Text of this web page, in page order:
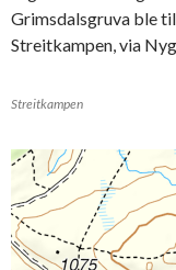
Grimsdalsgruva ble
Streitkampen, via
Streitkampen